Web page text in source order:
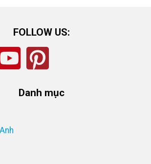
FOLLOW US:
Danh mục